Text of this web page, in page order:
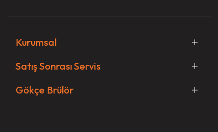
Kurumsal
Satış Sonrası Servis
Gökçe Brülör